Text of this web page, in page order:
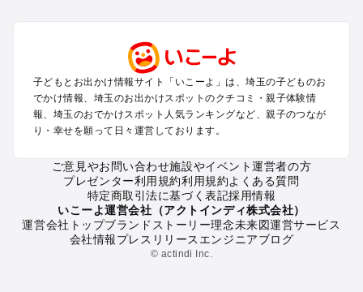
秩父・長瀞のプールお出かけ
川口・戸田・和光・朝霞のプールお出かけ
飯能・坂戸・東松山・日高のプールお出かけ
久喜・行田・加須・羽生のプールお出かけ
熊谷・太田・足利・古河のプールお出かけ
埼玉の定番お出かけスポット
埼玉の遊園地
埼玉の動物園
埼玉のバーベキュー
子どもとお出かけ情報サイト「いこーよ」は、埼玉の子どものお
でかけ情報、埼玉のお出かけスポットのクチコミ・親子体験情
報、埼玉のおでかけスポット人気ランキングなど、親子のつなが
り・幸せを願って日々運営しております。
ご意見やお問い合わせ施設やイベント運営者の方
プレゼンター利用規約利用規約よくある質問
特定商取引法に基づく表記採用情報
いこーよ運営会社（アクトインディ株式会社）
運営会社トップブランドストーリー理念未来図運営サービス
会社情報プレスリリース エンジニアブログ
© actindi Inc.